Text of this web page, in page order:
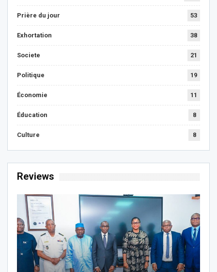
Prière du jour 53
Exhortation 38
Societe 21
Politique 19
Économie 11
Éducation 8
Culture 8
Reviews